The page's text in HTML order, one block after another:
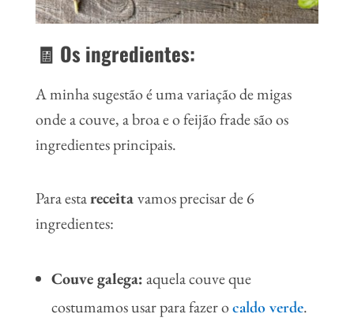
🧾 Os ingredientes:
A minha sugestão é uma variação de migas
onde a couve, a broa e o feijão frade são os
ingredientes principais.
Para estareceitavamos precisar de 6
ingredientes:
Couve galega:aquela couve que
costumamos usar para fazer ocaldo verde.